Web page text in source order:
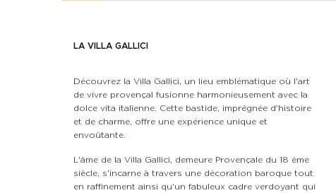
LA VILLA GALLICI
Découvrez la Villa Gallici, un lieu emblématique où l'art
de vivre provençal fusionne harmonieusement avec la
dolce vita italienne. Cette bastide, imprégnée d'histoire
et de charme, offre une expérience unique et
envoûtante.
L'âme de la Villa Gallici, demeure Provençale du 18 ème
siècle, s'incarne à travers une décoration baroque tout
en raffinement ainsi qu'un fabuleux cadre verdoyant qui